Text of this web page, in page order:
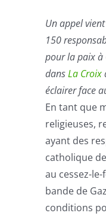
Un appel
150
pour la paix à
dansLa Croix
éclairer face
En tant que
religieuses,
ayant des
catholique
au cessez-
bande de
conditions